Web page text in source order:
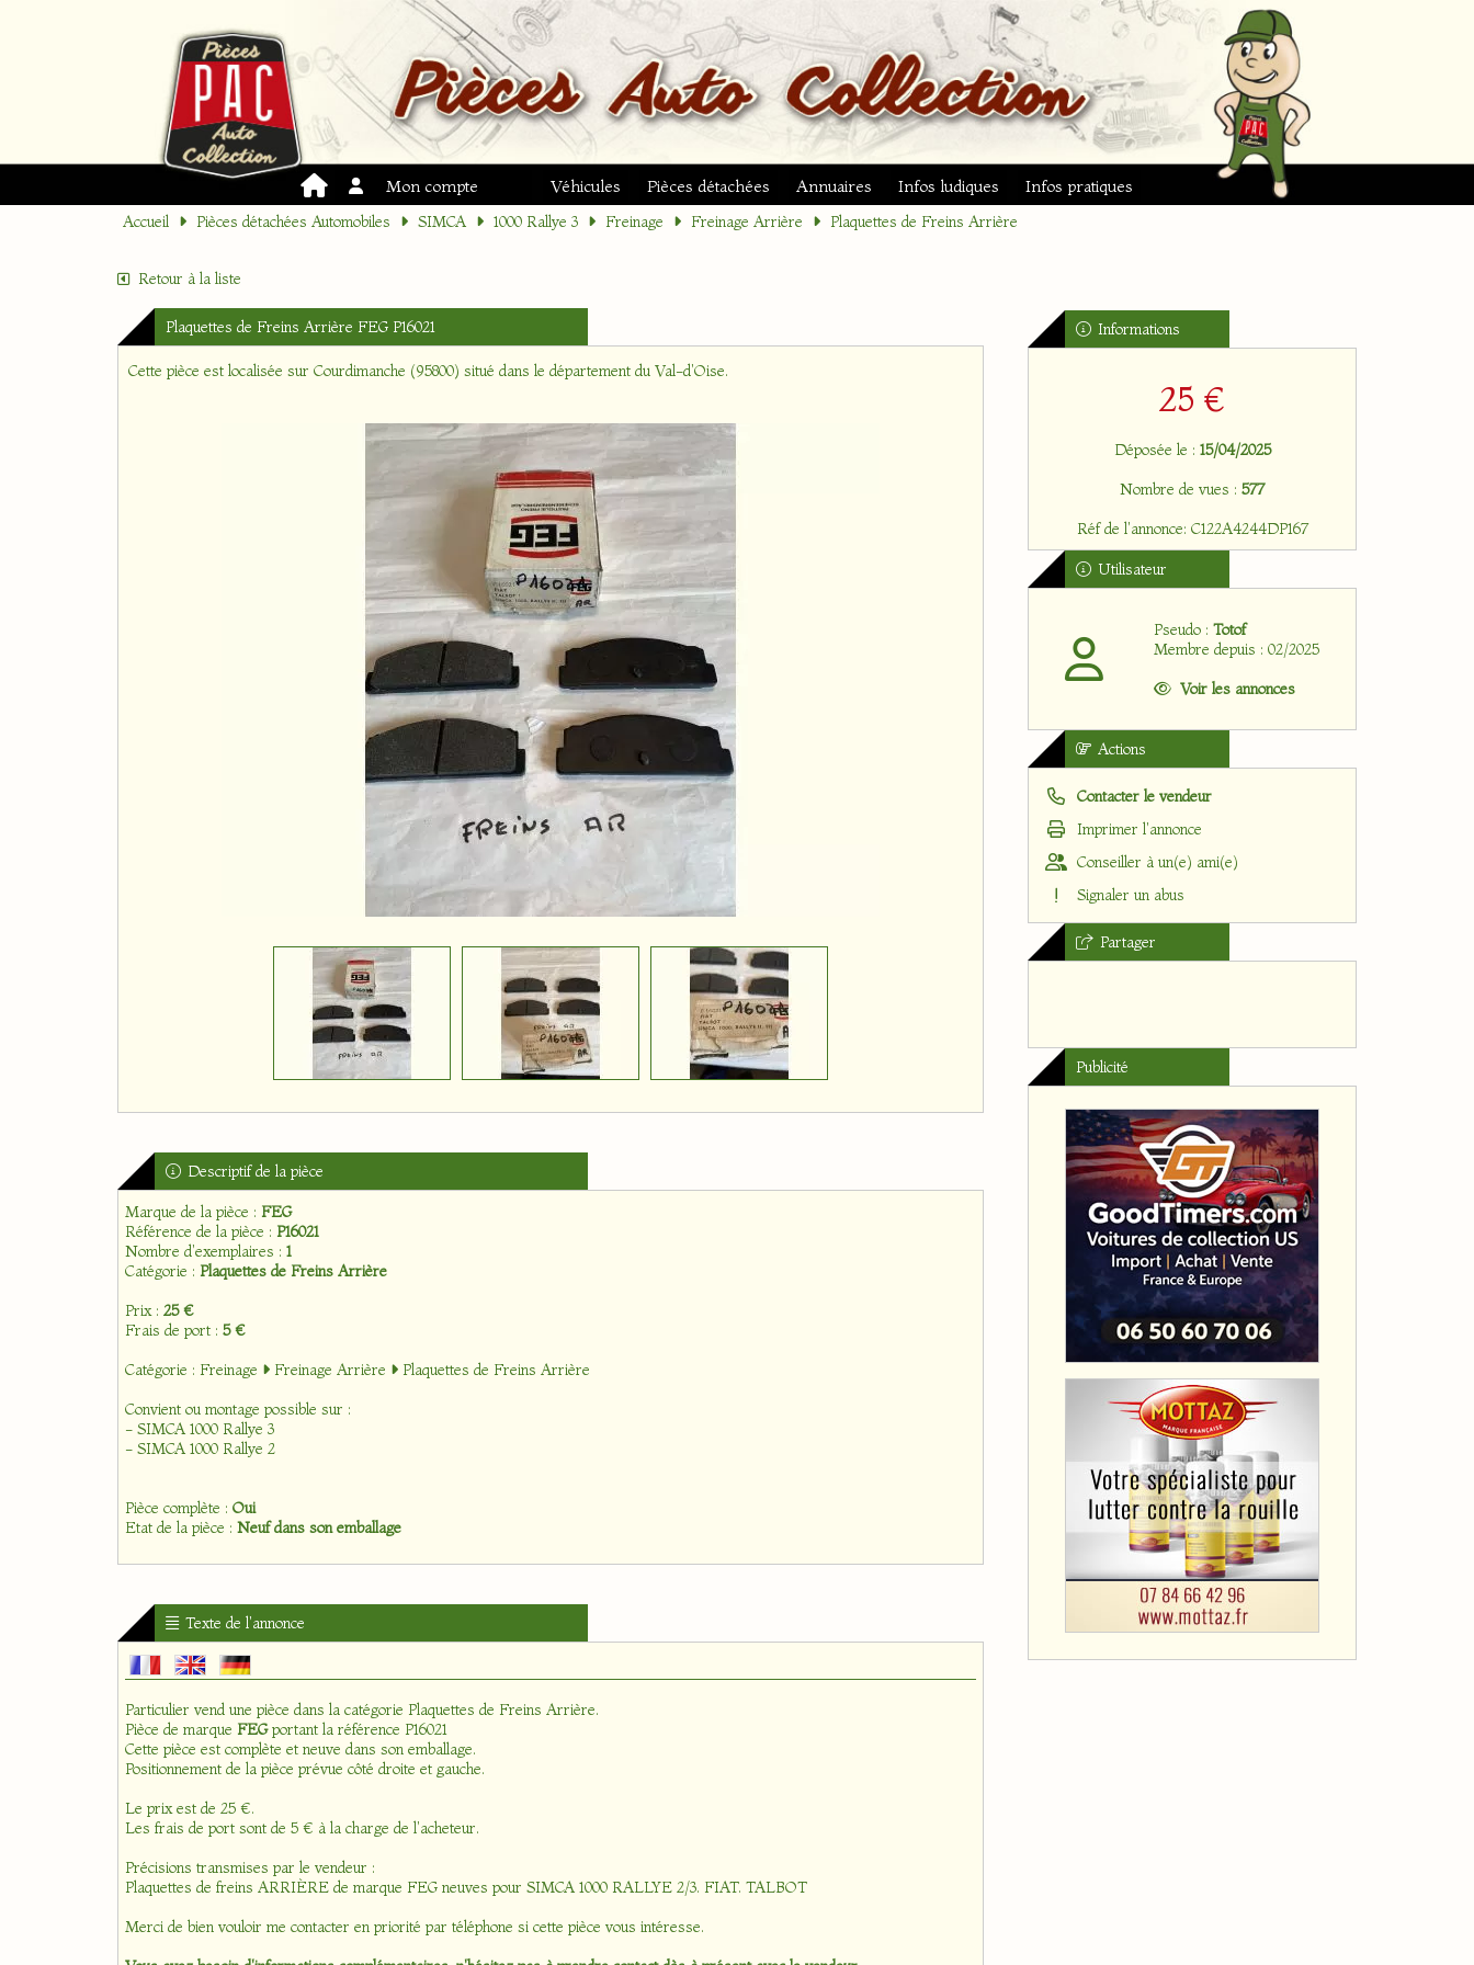
Mon compte Véhicules Pièces détachées Annuaires Infos ludiques Infos pratiques
Accueil Pièces détachées Automobiles SIMCA 1000 Rallye 3 Freinage Freinage Arrière Plaquettes de Freins Arrière
Retour à la liste
Informations
25 €
Déposée le : 15/04/2025
Nombre de vues : 577
Réf de l'annonce: C122A4244DP167
Utilisateur
Pseudo : Totof
Membre depuis : 02/2025
Voir les annonces
Actions
Contacter le vendeur
Imprimer l'annonce
Conseiller à un(e) ami(e)
Signaler un abus
Partager
Publicité
Plaquettes de Freins Arrière FEG P16021
Cette pièce est localisée sur Courdimanche (95800) situé dans le département du Val-d'Oise.
Descriptif de la pièce
Marque de la pièce : FEG
Référence de la pièce : P16021
Nombre d'exemplaires : 1
Catégorie : Plaquettes de Freins Arrière
Prix : 25 €
Frais de port : 5 €
Catégorie : Freinage Freinage Arrière
Plaquettes de Freins Arrière
Convient ou montage possible sur :
- SIMCA 1000 Rallye 3
- SIMCA 1000 Rallye 2
Pièce complète : Oui
Etat de la pièce : Neuf dans son emballage
Texte de l'annonce
Particulier vend une pièce dans la catégorie Plaquettes de Freins Arrière.
Pièce de marque FEGportant la référence P16021
Cette pièce est complète et neuve dans son emballage.
Positionnement de la pièce prévue côté droite et gauche.
Le prix est de 25 €.
Les frais de port sont de 5 € à la charge de l'acheteur.
Précisions transmises par le vendeur :
Plaquettes de freins ARRIÈRE de marque FEG neuves pour SIMCA 1000 RALLYE 2/3. FIAT. TALBOT
Merci de bien vouloir me contacter en priorité par téléphone si cette pièce vous intéresse.